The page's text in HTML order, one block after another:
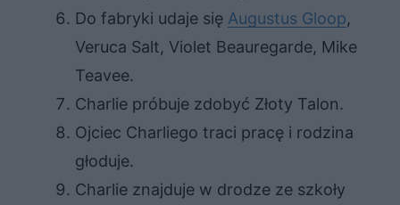
Do fabryki udaje się Augustus Gloop,
Veruca Salt, Violet Beauregarde, Mike
Teavee.
Charlie próbuje zdobyć Złoty Talon.
Ojciec Charliego traci pracę i rodzina
głoduje.
Charlie znajduje w drodze ze szkoły